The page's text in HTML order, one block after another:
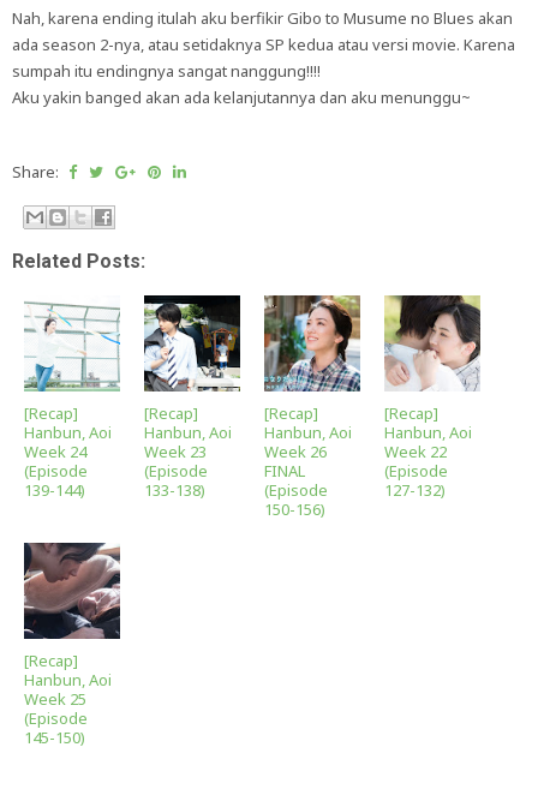
Nah, karena ending itulah aku berfikir Gibo to Musume no Blues akan
ada season 2-nya, atau setidaknya SP kedua atau versi movie. Karena
sumpah itu endingnya sangat nanggung!!!!
Aku yakin banged akan ada kelanjutannya dan aku menunggu~
Share:
Related Posts:
[Recap]
Hanbun, Aoi
Week 24
(Episode
139-144)
[Recap]
Hanbun, Aoi
Week 23
(Episode
133-138)
[Recap]
Hanbun, Aoi
Week 26
FINAL
(Episode
150-156)
[Recap]
Hanbun, Aoi
Week 22
(Episode
127-132)
[Recap]
Hanbun, Aoi
Week 25
(Episode
145-150)